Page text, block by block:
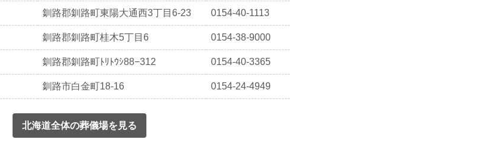
釧路郡釧路町東陽大通西3丁目6-23 0154-40-1113
釧路郡釧路町桂木5丁目6 0154-38-9000
釧路郡釧路町ﾄﾘﾄｳｼ88−312 0154-40-3365
釧路市白金町18-16 0154-24-4949
北海道全体の葬儀場を見る